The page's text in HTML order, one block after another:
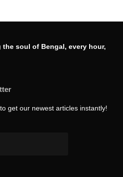
the soul of Bengal, every hour,
get our newest articles instantly!